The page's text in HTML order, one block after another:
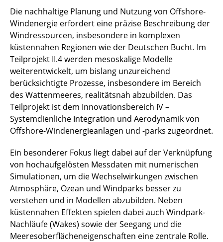
SE²A - ARGO
SE²A - ARGO²
SE²A - EverScale
SE²A - SOAP
SE²A - SONAR
VaMEx - AE
← Zurück
Die nachhaltige Planung und Nutzung von Offshore-
Windenergie erfordert eine präzise Beschreibung der
Windressourcen, insbesondere in komplexen
küstennahen Regionen wie der Deutschen Bucht. Im
Teilprojekt II.4 werden mesoskalige Modelle
weiterentwickelt, um bislang unzureichend
berücksichtigte Prozesse, insbesondere im Bereich
des Wattenmeeres, realitätsnah abzubilden. Das
Teilprojekt ist dem Innovationsbereich IV –
Systemdienliche Integration und Aerodynamik von
Offshore-Windenergieanlagen und -parks zugeordnet.
Ein besonderer Fokus liegt dabei auf der Verknüpfung
von hochaufgelösten Messdaten mit numerischen
Simulationen, um die Wechselwirkungen zwischen
Atmosphäre, Ozean und Windparks besser zu
verstehen und in Modellen abzubilden. Neben
küstennahen Effekten spielen dabei auch Windpark-
Nachläufe (Wakes) sowie der Seegang und die
Meeresoberflächeneigenschaften eine zentrale Rolle.